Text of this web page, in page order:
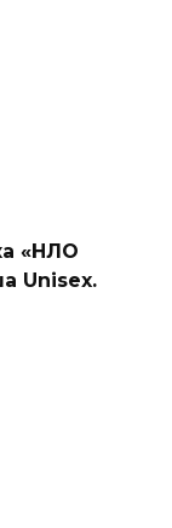
«НЛО
Unisex.